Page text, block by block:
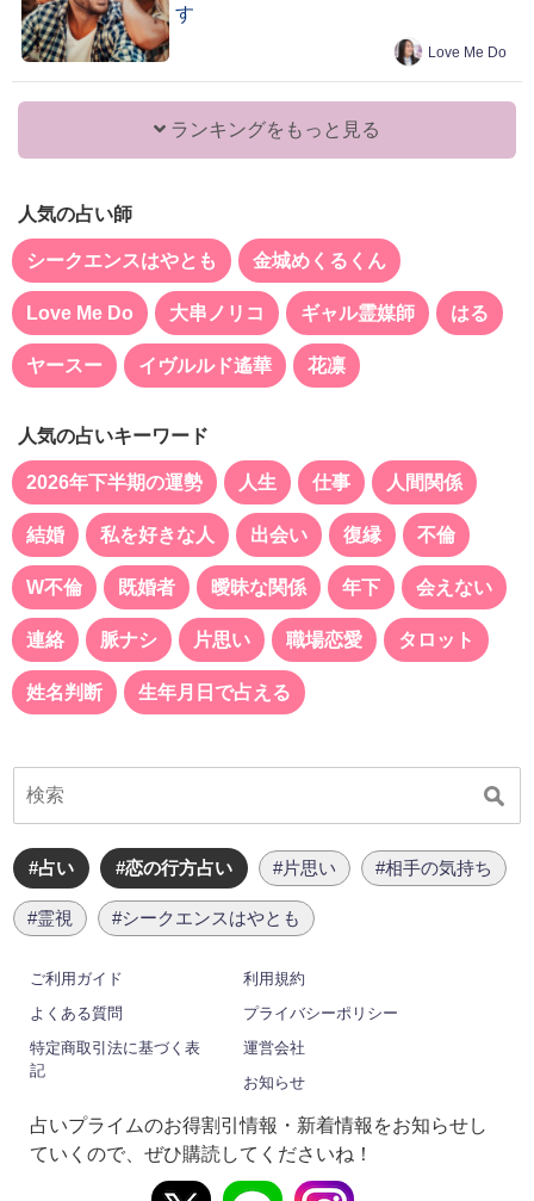
す
Love Me Do
ランキングをもっと見る
人気の占い師
シークエンスはやとも 金城めくるくん
Love Me Do 大串ノリコ ギャル霊媒師 はる
ヤースー イヴルルド遙華 花凛
人気の占いキーワード
2026年下半期の運勢 人生 仕事 人間関係
結婚 私を好きな人 出会い 復縁 不倫
W不倫 既婚者 曖昧な関係 年下 会えない
連絡 脈ナシ 片思い 職場恋愛 タロット
姓名判断 生年月日で占える
#占い #恋の行方占い #片思い #相手の気持ち
#霊視 #シークエンスはやとも
ご利用ガイド
利用規約
よくある質問
プライバシーポリシー
特定商取引法に基づく表
記
運営会社
お知らせ
占いプライムのお得割引情報・新着情報をお知らせし
ていくので、ぜひ購読してくださいね！